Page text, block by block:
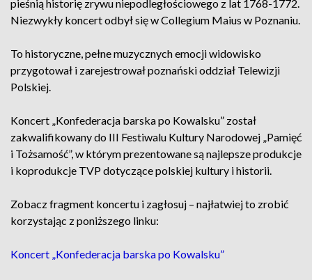
pieśnią historię zrywu niepodległościowego z lat 1768-1772.
Niezwykły koncert odbył się w Collegium Maius w Poznaniu.
To historyczne, pełne muzycznych emocji widowisko
przygotował i zarejestrował poznański oddział Telewizji
Polskiej.
Koncert „Konfederacja barska po Kowalsku” został
zakwalifikowany do III Festiwalu Kultury Narodowej „Pamięć
i Tożsamość”, w którym prezentowane są najlepsze produkcje
i koprodukcje TVP dotyczące polskiej kultury i historii.
Zobacz fragment koncertu i zagłosuj – najłatwiej to zrobić
korzystając z poniższego linku:
Koncert „Konfederacja barska po Kowalsku”